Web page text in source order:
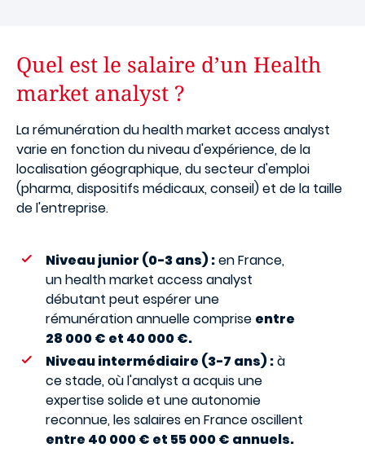
Quel est le salaire d’un Health
market analyst ?
La rémunération du health market access analyst
varie en fonction du niveau d'expérience, de la
localisation géographique, du secteur d'emploi
(pharma, dispositifs médicaux, conseil) et de la taille
de l'entreprise.
Niveau junior (0-3 ans) :en France,
un health market access analyst
débutant peut espérer une
rémunération annuelle comprise entre
28 000 € et 40 000 €.
Niveau intermédiaire (3-7 ans) :à
ce stade, où l'analyst a acquis une
expertise solide et une autonomie
reconnue, les salaires en France oscillent
entre 40 000 € et 55 000 € annuels.